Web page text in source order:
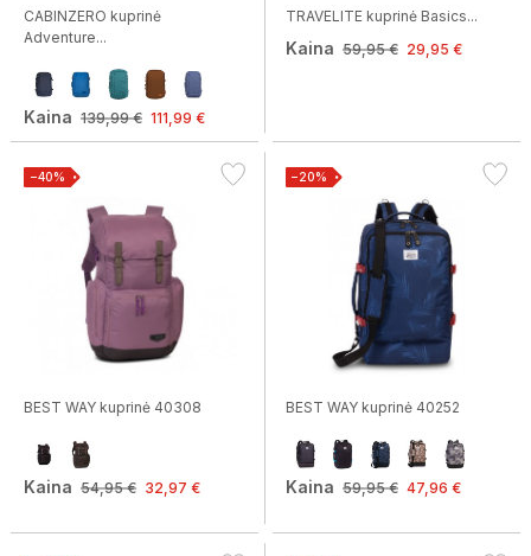
CABINZERO kuprinė
Adventure...
Kaina 139,99 € 111,99 €
TRAVELITE kuprinė Basics...
Kaina 59,95 € 29,95 €
−40%
BEST WAY kuprinė 40308
Kaina 54,95 € 32,97 €
−20%
BEST WAY kuprinė 40252
Kaina 59,95 € 47,96 €